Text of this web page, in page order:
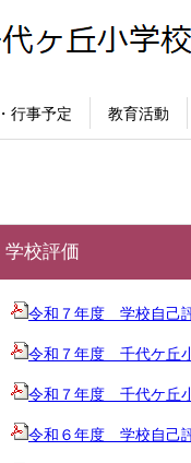
行事予定 教育活動
学校評価
令和７年度 学校自己
令和７年度 千代ケ丘
令和７年度 千代ケ丘
令和６年度 学校自己